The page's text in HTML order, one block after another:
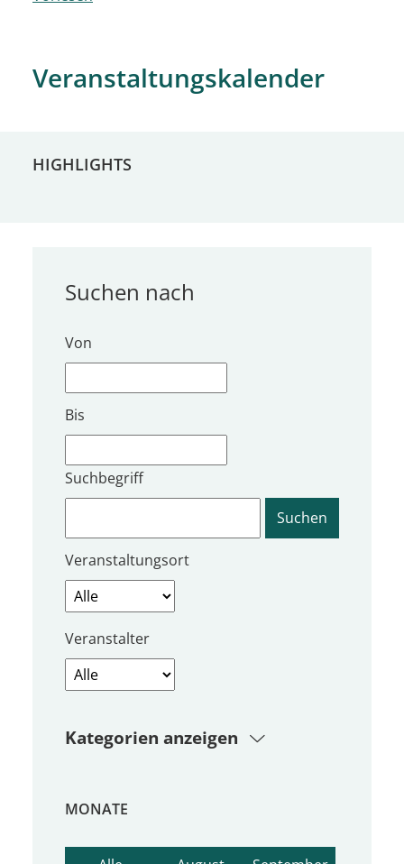
Veranstaltungskalender
HIGHLIGHTS
Von
Bis
Suchen nach
Suchbegriff
Veranstaltungsort
Veranstalter
Kategorien anzeigen
MONATE